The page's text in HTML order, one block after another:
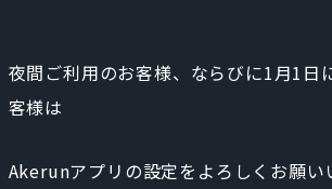
夜間ご利用のお客様、ならびに1月1日
客様は
Akerunアプリの設定をよろしくお願い